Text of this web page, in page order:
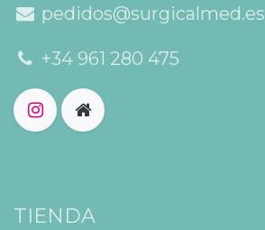
pedidos@surgicalmed.es
+34 961 280 475
TIENDA